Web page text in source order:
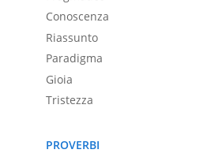
Conoscenza
Riassunto
Paradigma
Gioia
Tristezza
PROVERBI